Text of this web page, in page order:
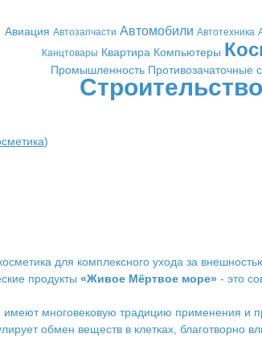
Авиация Автозапчасти Автомобили Автотехника
Канцтовары Квартира Компьютеры
Промышленность Противозачаточные
Строительство
)
для комплексного ухода за
продукты «Живое Мёртвое море» - это
имеют многовековую традицию применения
обмен веществ в клетках, благотворно